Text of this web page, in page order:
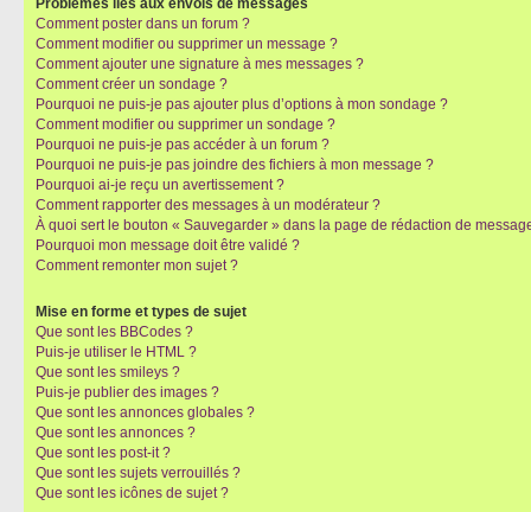
Problèmes liés aux envois de messages
Comment poster dans un forum ?
Comment modifier ou supprimer un message ?
Comment ajouter une signature à mes messages ?
Comment créer un sondage ?
Pourquoi ne puis-je pas ajouter plus d’options à mon sondage ?
Comment modifier ou supprimer un sondage ?
Pourquoi ne puis-je pas accéder à un forum ?
Pourquoi ne puis-je pas joindre des fichiers à mon message ?
Pourquoi ai-je reçu un avertissement ?
Comment rapporter des messages à un modérateur ?
À quoi sert le bouton « Sauvegarder » dans la page de rédaction de
Pourquoi mon message doit être validé ?
Comment remonter mon sujet ?
Mise en forme et types de sujet
Que sont les BBCodes ?
Puis-je utiliser le HTML ?
Que sont les smileys ?
Puis-je publier des images ?
Que sont les annonces globales ?
Que sont les annonces ?
Que sont les post-it ?
Que sont les sujets verrouillés ?
Que sont les icônes de sujet ?